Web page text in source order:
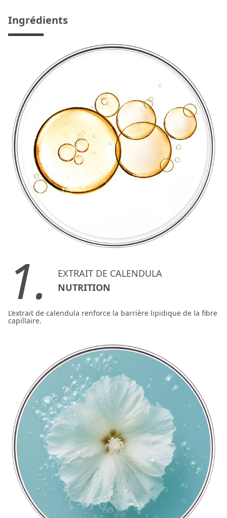
Ingrédients
1.
EXTRAIT DE CALENDULA
NUTRITION
L’extrait de calendula renforce la barrière lipidique de la fibre
capillaire.